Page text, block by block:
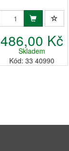
486,00 Kč
Skladem
Kód: 33 40990